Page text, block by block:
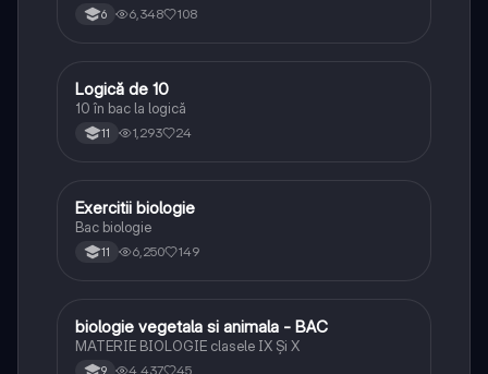
6 6,348 108
Logică
Logică de 10
10 în bac la logică
11 1,293 24
Biologie
Exercitii biologie
Bac biologie
11 6,250 149
Biologie
biologie vegetala si animala - BAC
MATERIE BIOLOGIE clasele IX Şi X
9 4,437 45